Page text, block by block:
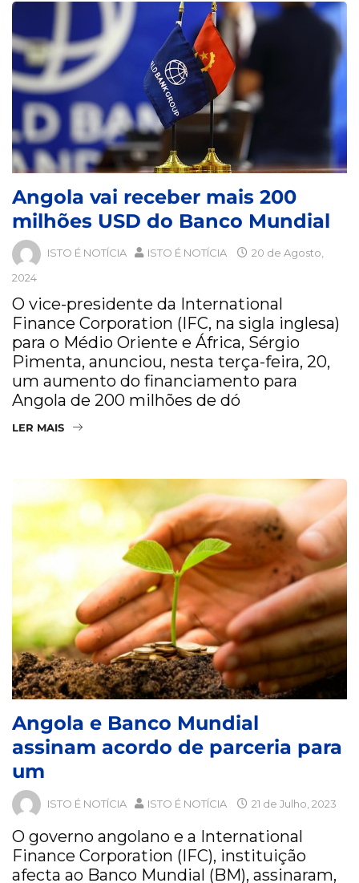
Angola vai receber mais 200
milhões USD do Banco Mundial
ISTO É NOTÍCIA ISTO É NOTÍCIA
20 de Agosto,
2024
O vice-presidente da International
Finance Corporation (IFC, na sigla inglesa)
para o Médio Oriente e África, Sérgio
Pimenta, anunciou, nesta terça-feira, 20,
um aumento do financiamento para
Angola de 200 milhões de dó
LER MAIS
Angola e Banco Mundial
assinam acordo de parceria para
um
ISTO É NOTÍCIA ISTO É NOTÍCIA 21 de Julho, 2023
O governo angolano e a International
Finance Corporation (IFC), instituição
afecta ao Banco Mundial (BM), assinaram,